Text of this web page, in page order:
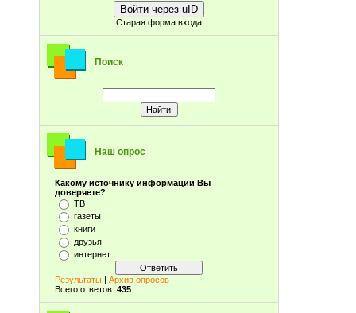
Войти через uID
Старая форма входа
Поиск
Наш опрос
Какому источнику информации Вы
доверяете?
ТВ
газеты
книги
друзья
интернет
Результаты | Архив опросов
Всего ответов: 435